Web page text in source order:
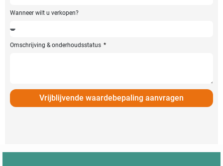
Wanneer wilt u verkopen?
Omschrijving & onderhoudsstatus
Vrijblijvende waardebepaling aanvragen